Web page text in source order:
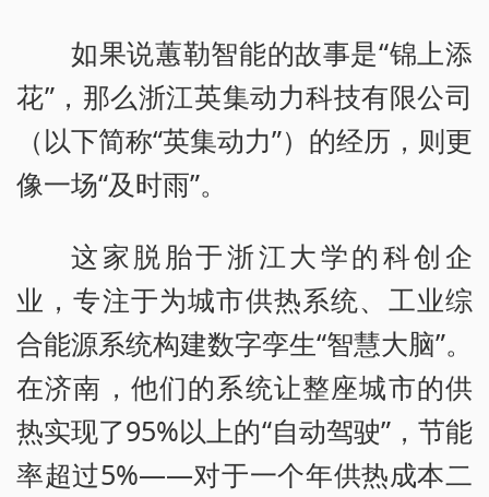
如果说蕙勒智能的故事是“锦上添
花”，那么浙江英集动力科技有限公司
（以下简称“英集动力”）的经历，则更
像一场“及时雨”。
这家脱胎于浙江大学的科创企
业，专注于为城市供热系统、工业综
合能源系统构建数字孪生“智慧大脑”。
在济南，他们的系统让整座城市的供
热实现了95%以上的“自动驾驶”，节能
率超过5%——对于一个年供热成本二